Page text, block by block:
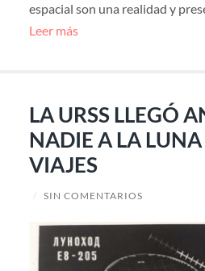
espacial son una realidad y
Leer más
LA URSS LLEGÓ
NADIE A LA
VIAJES
/ SIN COMENTARIOS